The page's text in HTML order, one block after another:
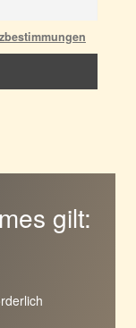
gilt: